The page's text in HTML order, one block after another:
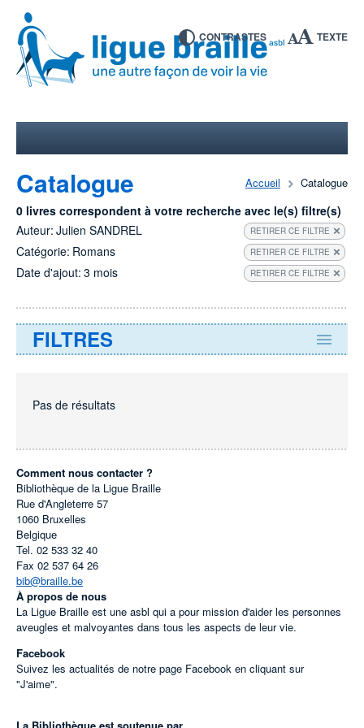
CONTRASTES TEXTE
Accueil Catalogue
Catalogue
0 livres correspondent à votre recherche avec le(s) filtre(s)
Auteur: Julien SANDREL RETIRER CE FILTRE
Catégorie: Romans RETIRER CE FILTRE
Date d'ajout: 3 mois RETIRER CE FILTRE
FILTRES
Pas de résultats
Comment nous contacter ?
Bibliothèque de la Ligue Braille
Rue d'Angleterre 57
1060 Bruxelles
Belgique
Tel. 02 533 32 40
Fax 02 537 64 26
bib@braille.be
À propos de nous
La Ligue Braille est une asbl qui a pour mission d'aider les personnes
aveugles et malvoyantes dans tous les aspects de leur vie.
Facebook
Suivez les actualités de notre page Facebook en cliquant sur
"J'aime".